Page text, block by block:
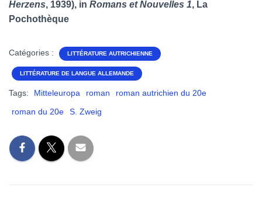
Herzens, 1939), in Romans et Nouvelles 1, La
Pochothèque
Catégories : LITTÉRATURE AUTRICHIENNE
LITTÉRATURE DE LANGUE ALLEMANDE
Tags: Mitteleuropa roman
roman autrichien du 20e
roman du 20e
S. Zweig